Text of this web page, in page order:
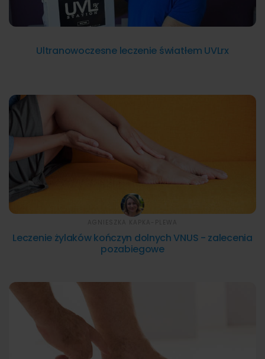
Ultranowoczesne leczenie światłem UVLrx
Leczenie żylaków kończyn dolnych VNUS - zalecenia
pozabiegowe